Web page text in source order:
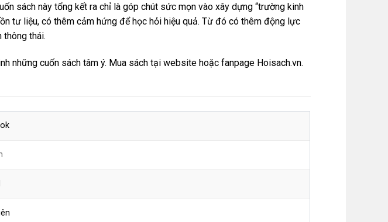
sách này tổng kết ra chỉ là góp chút sức mọn vào xây dựng “trường kinh
tư liệu, có thêm cảm hứng để học hỏi hiệu quả. Từ đó có thêm động lực
thông thái.
những cuốn sách tâm ý. Mua sách tại website hoặc fanpage Hoisach.vn.